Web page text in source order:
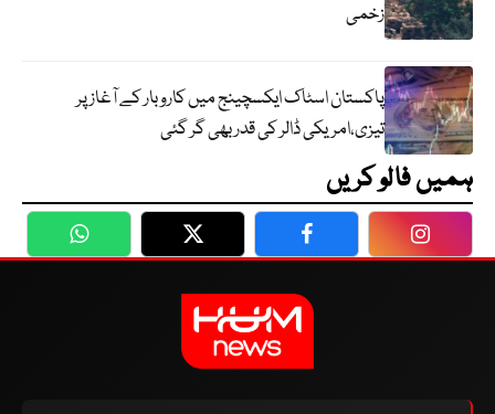
زخمی
پاکستان اسٹاک ایکسچینج میں کاروبار کے آغاز پر
تیزی،امریکی ڈالر کی قدر بھی گر گئی
ہمیں فالو کریں
WhatsApp Twitter Facebook